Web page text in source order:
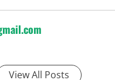
View All Posts